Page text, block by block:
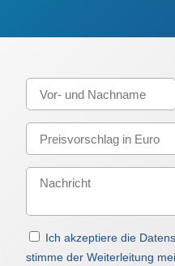
Ich akzeptiere die
stimme der Weiterleitung